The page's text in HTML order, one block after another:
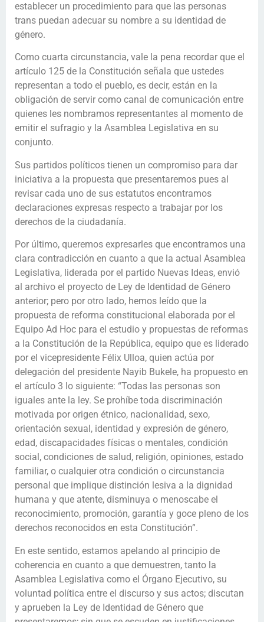
establecer un procedimiento para que las personas
trans puedan adecuar su nombre a su identidad de
género.
Como cuarta circunstancia, vale la pena recordar que el
artículo 125 de la Constitución señala que ustedes
representan a todo el pueblo, es decir, están en la
obligación de servir como canal de comunicación entre
quienes les nombramos representantes al momento de
emitir el sufragio y la Asamblea Legislativa en su
conjunto.
Sus partidos políticos tienen un compromiso para dar
iniciativa a la propuesta que presentaremos pues al
revisar cada uno de sus estatutos encontramos
declaraciones expresas respecto a trabajar por los
derechos de la ciudadanía.
Por último, queremos expresarles que encontramos una
clara contradicción en cuanto a que la actual Asamblea
Legislativa, liderada por el partido Nuevas Ideas, envió
al archivo el proyecto de Ley de Identidad de Género
anterior; pero por otro lado, hemos leído que la
propuesta de reforma constitucional elaborada por el
Equipo Ad Hoc para el estudio y propuestas de reformas
a la Constitución de la República, equipo que es liderado
por el vicepresidente Félix Ulloa, quien actúa por
delegación del presidente Nayib Bukele, ha propuesto en
el artículo 3 lo siguiente: “Todas las personas son
iguales ante la ley. Se prohíbe toda discriminación
motivada por origen étnico, nacionalidad, sexo,
orientación sexual, identidad y expresión de género,
edad, discapacidades físicas o mentales, condición
social, condiciones de salud, religión, opiniones, estado
familiar, o cualquier otra condición o circunstancia
personal que implique distinción lesiva a la dignidad
humana y que atente, disminuya o menoscabe el
reconocimiento, promoción, garantía y goce pleno de los
derechos reconocidos en esta Constitución”.
En este sentido, estamos apelando al principio de
coherencia en cuanto a que demuestren, tanto la
Asamblea Legislativa como el Órgano Ejecutivo, su
voluntad política entre el discurso y sus actos; discutan
y aprueben la Ley de Identidad de Género que